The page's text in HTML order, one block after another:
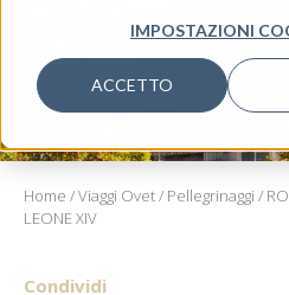
IMPOSTAZIONI
ACCETTO
Home /Viaggi Ovet/ Pellegrinaggi /
LEONE XIV
Condividi